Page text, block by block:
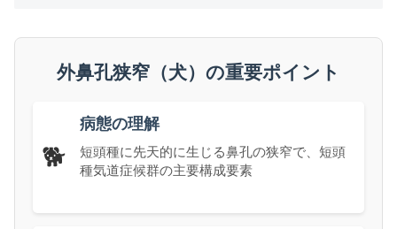
外鼻孔狭窄（犬）の重要ポイント
🐕
病態の理解
短頭種に先天的に生じる鼻孔の狭窄で、短頭
種気道症候群の主要構成要素